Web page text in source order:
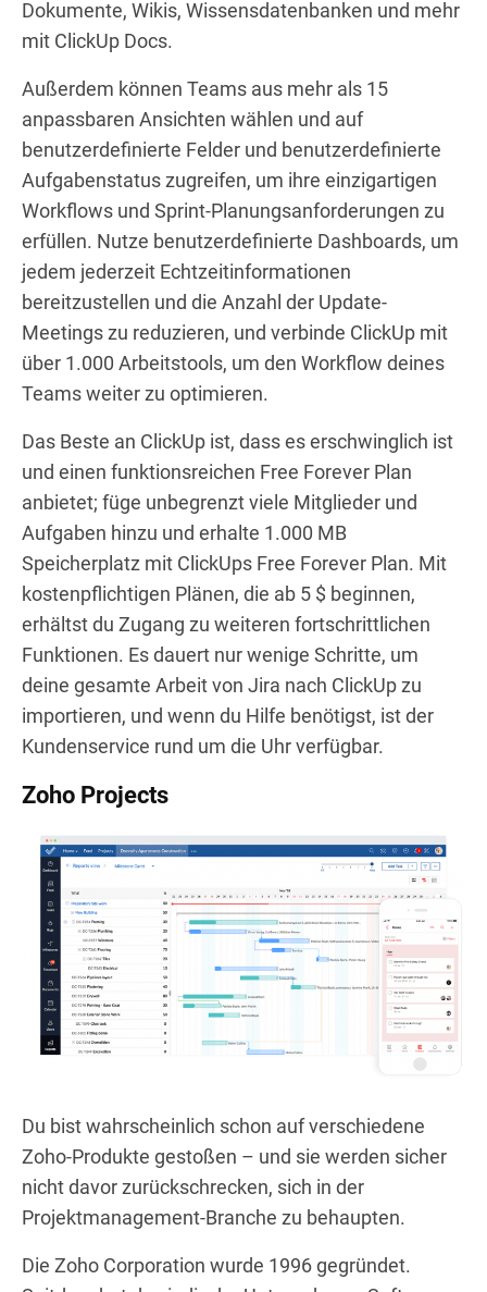
Dokumente, Wikis, Wissensdatenbanken und mehr
mit ClickUp Docs.
Außerdem können Teams aus mehr als 15
anpassbaren Ansichten wählen und auf
benutzerdefinierte Felder und benutzerdefinierte
Aufgabenstatus zugreifen, um ihre einzigartigen
Workflows und Sprint-Planungsanforderungen zu
erfüllen. Nutze benutzerdefinierte Dashboards, um
jedem jederzeit Echtzeitinformationen
bereitzustellen und die Anzahl der Update-
Meetings zu reduzieren, und verbinde ClickUp mit
über 1.000 Arbeitstools, um den Workflow deines
Teams weiter zu optimieren.
Das Beste an ClickUp ist, dass es erschwinglich ist
und einen funktionsreichen Free Forever Plan
anbietet; füge unbegrenzt viele Mitglieder und
Aufgaben hinzu und erhalte 1.000 MB
Speicherplatz mit ClickUps Free Forever Plan. Mit
kostenpflichtigen Plänen, die ab 5 $ beginnen,
erhältst du Zugang zu weiteren fortschrittlichen
Funktionen. Es dauert nur wenige Schritte, um
deine gesamte Arbeit von Jira nach ClickUp zu
importieren, und wenn du Hilfe benötigst, ist der
Kundenservice rund um die Uhr verfügbar.
Zoho Projects
Du bist wahrscheinlich schon auf verschiedene
Zoho-Produkte gestoßen – und sie werden sicher
nicht davor zurückschrecken, sich in der
Projektmanagement-Branche zu behaupten.
Die Zoho Corporation wurde 1996 gegründet.